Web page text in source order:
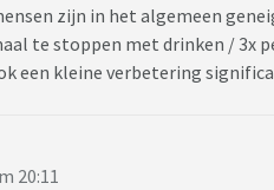
zijn in het algemeen
te stoppen met drinken / 3x
een kleine verbetering
20:11